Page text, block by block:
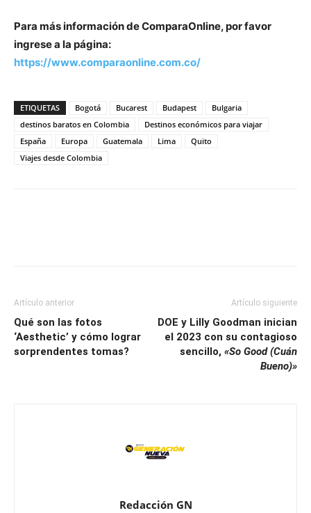
Para más información de ComparaOnline, por favor
ingrese a la página:
https://www.comparaonline.com.co/
ETIQUETAS Bogotá Bucarest Budapest
Bulgaria
destinos baratos en Colombia
Destinos económicos para viajar
España
Europa Guatemala Lima
Quito
Viajes desde Colombia
Artículo anterior
Qué son las fotos
‘Aesthetic’ y cómo lograr
sorprendentes tomas?
Artículo siguiente
DOE y Lilly Goodman inician
el 2023 con su contagioso
sencillo, «So Good (Cuán
Bueno)»
Redacción GN